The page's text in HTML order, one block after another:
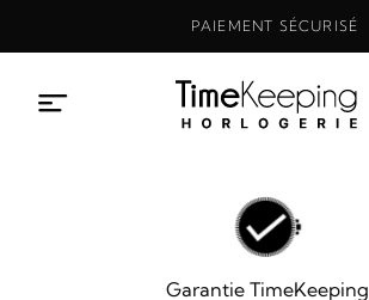
PAIEMENT SÉCURISÉ
Garantie TimeKeeping